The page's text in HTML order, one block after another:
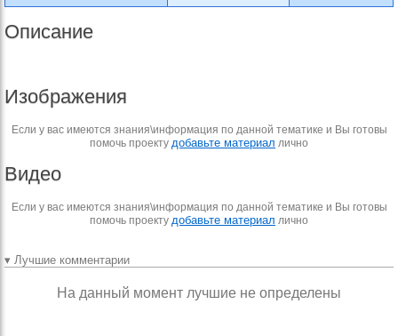
Описание
Изображения
Если у вас имеются знания\информация по данной тематике и Вы готовы
помочь проекту добавьте материал лично
Видео
Если у вас имеются знания\информация по данной тематике и Вы готовы
помочь проекту добавьте материал лично
▾ Лучшие комментарии
На данный момент лучшие не определены